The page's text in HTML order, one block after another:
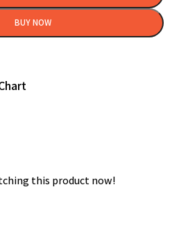
BUY NOW
this product now!